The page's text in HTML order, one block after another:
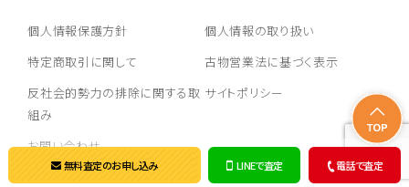
無料査定のお申し込み LINEで査定 電話で査定
個人情報保護方針
個人情報の取り扱い
特定商取引に関して
古物営業法に基づく表示
反社会的勢力の排除に関する取
組み
サイトポリシー
お問い合わせ